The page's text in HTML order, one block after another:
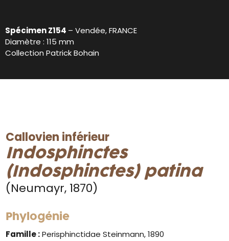
Spécimen Z154 – Vendée, FRANCE
Diamètre : 115 mm
Collection Patrick Bohain
Callovien inférieur
Indosphinctes
(Indosphinctes) patina
(Neumayr, 1870)
Phylogénie
Famille :Perisphinctidae Steinmann, 1890